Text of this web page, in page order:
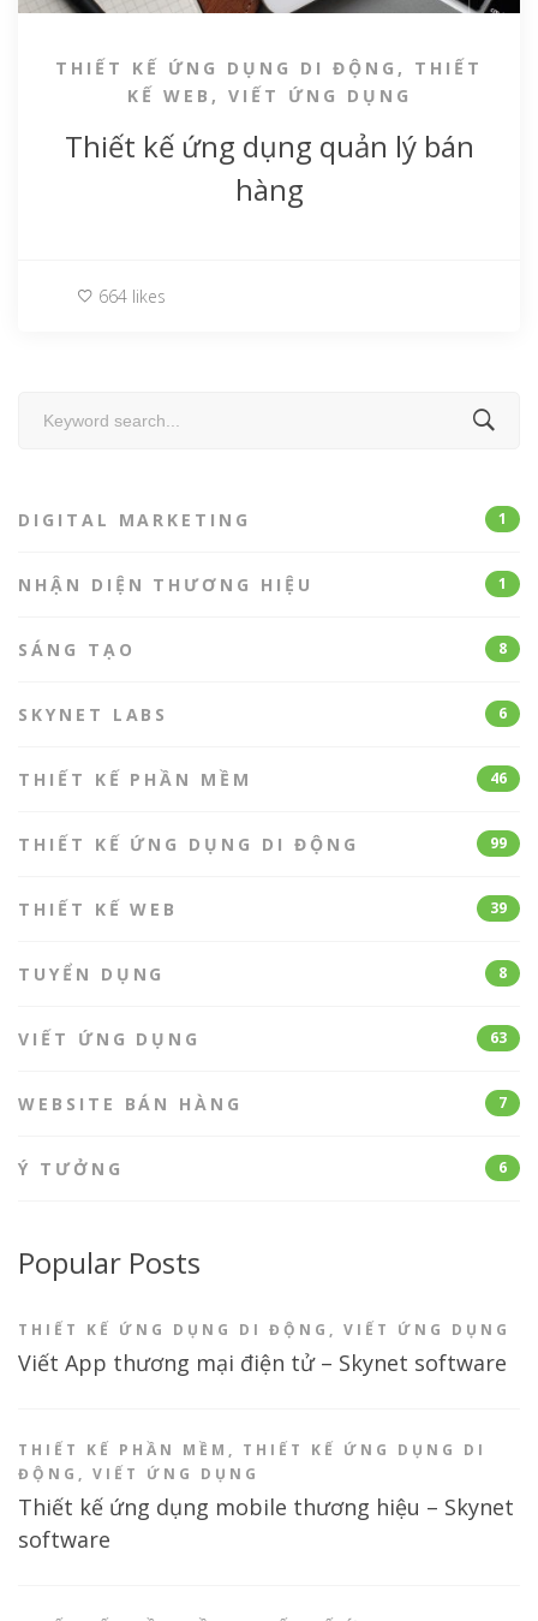
THIẾT KẾ ỨNG DỤNG DI ĐỘNG , THIẾT
KẾ WEB , VIẾT ỨNG DỤNG
Thiết kế ứng dụng quản lý bán
hàng
664 likes
DIGITAL MARKETING 1
NHẬN DIỆN THƯƠNG HIỆU 1
SÁNG TẠO 8
SKYNET LABS 6
THIẾT KẾ PHẦN MỀM 46
THIẾT KẾ ỨNG DỤNG DI ĐỘNG 99
THIẾT KẾ WEB 39
TUYỂN DỤNG 8
VIẾT ỨNG DỤNG 63
WEBSITE BÁN HÀNG 7
Ý TƯỞNG 6
Popular Posts
THIẾT KẾ ỨNG DỤNG DI ĐỘNG , VIẾT ỨNG DỤNG
Viết App thương mại điện tử – Skynet software
THIẾT KẾ PHẦN MỀM , THIẾT KẾ ỨNG DỤNG DI
ĐỘNG , VIẾT ỨNG DỤNG
Thiết kế ứng dụng mobile thương hiệu – Skynet
software